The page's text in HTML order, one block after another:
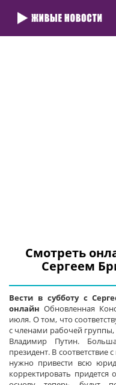
Смотреть
Сергеем
Вести в субботу с
онлайн Обновленная
июля. О том, что
с членами рабочей
Владимир Путин.
президент. В
нужно привести всю
корректировать